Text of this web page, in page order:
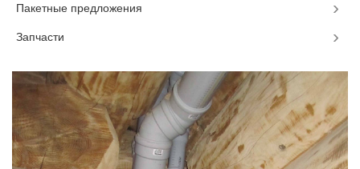
Пакетные предложения
Запчасти